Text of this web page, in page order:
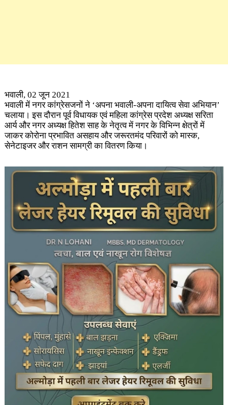
भवाली, 02 जून 2021
भवाली में नगर कांग्रेसजनों ने ‘अपना भवाली-अपना दायित्व सेवा अभियान’
चलाया। इस दौरान पूर्व विधायक एवं महिला कांग्रेस प्रदेश अध्यक्ष सरिता
आर्य और नगर अध्यक्ष हितेश साह के नेतृत्व में नगर के विभिन्न क्षेत्रों में
जाकर कोरोना प्रभावित असहाय और जरूरतमंद परिवारों को मास्क,
सेनेटाइजर और राशन सामग्री का वितरण किया।